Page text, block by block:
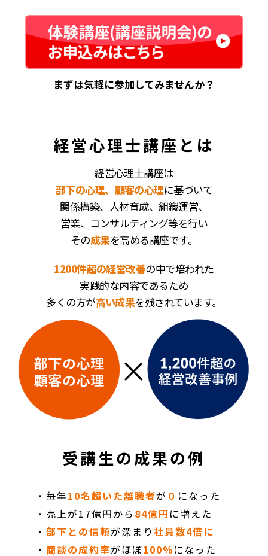
まずは気軽に参加してみませんか？
経営心理士講座とは
経営心理士講座は
部下の心理、顧客の心理に基づいて
関係構築、人材育成、組織運営、
営業、コンサルティング等を行い
その成果を高める講座です。
1200件超の経営改善の中で培われた
実践的な内容であるため
多くの方が高い成果を残されています。
受講生の成果の例
・毎年10名超いた離職者が ０ になった
・売上が17億円から 84億円 に増えた
・ 部下との信頼が深まり 社員数4倍に
・ 商談の成約率がほぼ100％になった